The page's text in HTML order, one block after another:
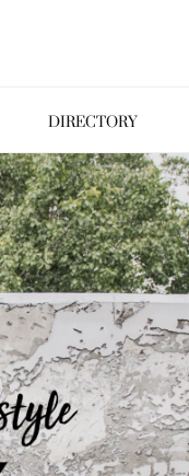
DIRECTORY